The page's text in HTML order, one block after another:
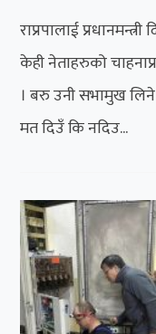
राप्रपालाई
केही नेताहरुको
। बरु उनी सभामुख लिने
मत दिउँ कि नदिउ...